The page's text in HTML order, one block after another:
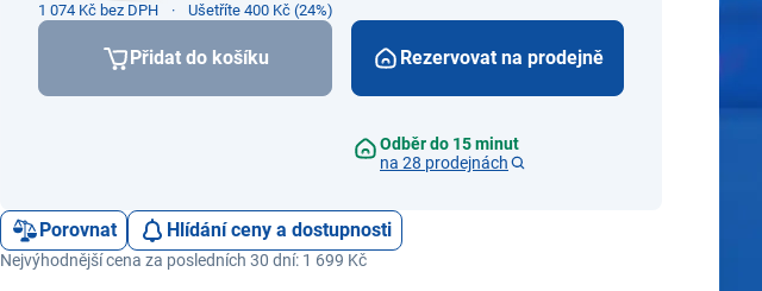
1 074 Kč bez DPH Ušetříte 400 Kč (24%)
Přidat do košíku Rezervovat na prodejně
Odběr do 15 minut
na 28 prodejnách
Porovnat Hlídání ceny a dostupnosti
Nejvýhodnější cena za posledních 30 dní: 1 699 Kč